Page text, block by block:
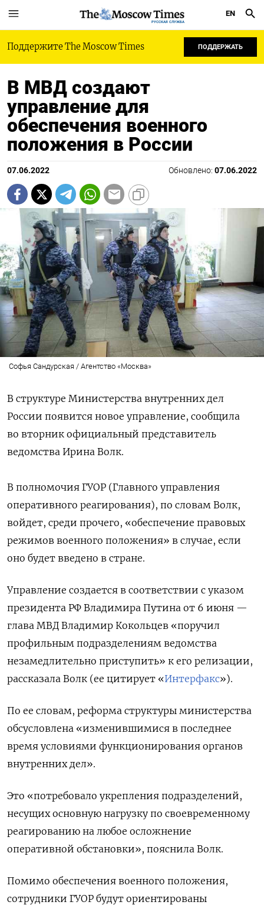
РУССКАЯ СЛУЖБА
EN
Поддержите The Moscow Times ПОДДЕРЖАТЬ
В МВД создают
управление для
обеспечения военного
положения в России
07.06.2022 Обновлено: 07.06.2022
Софья Сандурская / Агентство «Москва»
В структуре Министерства внутренних дел
России появится новое управление, сообщила
во вторник официальный представитель
ведомства Ирина Волк.
В полномочия ГУОР (Главного управления
оперативного реагирования), по словам Волк,
войдет, среди прочего, «обеспечение правовых
режимов военного положения» в случае, если
оно будет введено в стране.
Управление создается в соответствии с указом
президента РФ Владимира Путина от 6 июня —
глава МВД Владимир Кокольцев «поручил
профильным подразделениям ведомства
незамедлительно приступить» к его релизации,
рассказала Волк (ее цитирует «Интерфакс»).
По ее словам, реформа структуры министерства
обсусловлена «изменившимися в последнее
время условиями функционирования органов
внутренних дел».
Это «потребовало укрепления подразделений,
несущих основную нагрузку по своевременному
реагированию на любое осложнение
оперативной обстановки», пояснила Волк.
Помимо обеспечения военного положения,
сотрудники ГУОР будут ориентированы